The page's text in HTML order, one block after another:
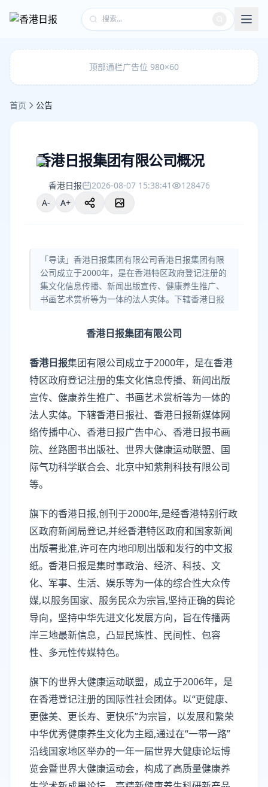
顶部通栏广告位 980×60
首页 公告
香港日报集团有限公司概况
香港日报 2026-08-07 15:38:41
128476
A-
A+
「导读」香港日报集团有限公司香港日报集团有限
公司成立于2000年，是在香港特区政府登记注册的
集文化信息传播、新闻出版宣传、健康养生推广、
书画艺术赏析等为一体的法人实体。下辖香港日报
香港日报集团有限公司
香港日报集团有限公司成立于2000年，是在香港
特区政府登记注册的集文化信息传播、新闻出版
宣传、健康养生推广、书画艺术赏析等为一体的
法人实体。下辖香港日报社、香港日报新媒体网
络传播中心、香港日报广告中心、香港日报书画
院、丝路图书出版社、世界大健康运动联盟、国
际气功科学联合会、北京中知紫荆科技有限公司
等。
旗下的香港日报,创刊于2000年,是经香港特别行政
区政府新闻局登记,并经香港特区政府和国家新闻
出版署批准,许可在内地印刷出版和发行的中文报
纸。香港日报是集时事政治、经济、科技、文
化、军事、生活、娱乐等为一体的综合性大众传
媒,以服务国家、服务民众为宗旨,坚持正确的舆论
导向，坚持中华先进文化发展方向，旨在传播两
岸三地最新信息，凸显民族性、民间性、包容
性、多元性传媒特色。
旗下的世界大健康运动联盟，成立于2006年，是
在香港登记注册的国际性社会团体。以“更健康、
更健美、更长寿、更快乐”为宗旨，以发展和繁荣
中华优秀健康养生文化为主题,通过在“一带一路”
沿线国家地区举办的一年一届世界大健康论坛博
览会暨世界大健康运动会，构成了高质量健康养